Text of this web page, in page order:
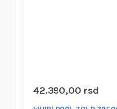
42.390,00 rsd